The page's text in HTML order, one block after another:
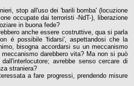
stop all'uso dei 'barili bomba' (locuzione
occupate dai terroristi -NdT-), liberazione
in buona fede?
anche essere costruttive, qua si parla
é possibile 'fidarsi', aspettandosi che la
bisogna accordarsi su un meccanismo
darebbero vita? Ma non si può
avrebbe senso cercare di
straniera?
a fare progressi, prendendo misure